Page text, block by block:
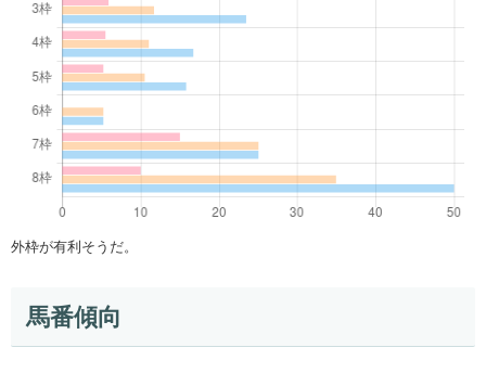
外枠が有利そうだ。
馬番傾向